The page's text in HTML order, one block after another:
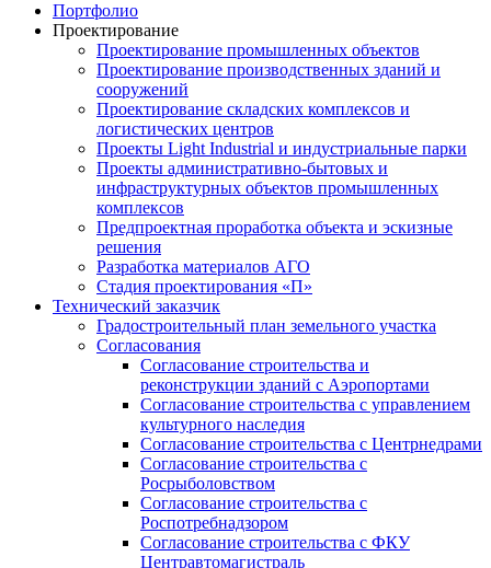
Портфолио
Проектирование
Проектирование промышленных объектов
Проектирование производственных зданий и
сооружений
Проектирование складских комплексов и
логистических центров
Проекты Light Industrial и индустриальные парки
Проекты административно-бытовых и
инфраструктурных объектов промышленных
комплексов
Предпроектная проработка объекта и эскизные
решения
Разработка материалов АГО
Стадия проектирования «П»
Технический заказчик
Градостроительный план земельного участка
Согласования
Согласование строительства и
реконструкции зданий с Аэропортами
Согласование строительства с управлением
культурного наследия
Согласование строительства с Центрнедрами
Согласование строительства с
Росрыболовством
Согласование строительства с
Роспотребнадзором
Согласование строительства с ФКУ
Центравтомагистраль